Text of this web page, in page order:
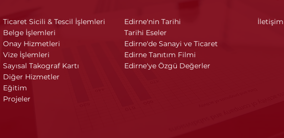
Ticaret Sicili & Tescil İşlemleri
Belge İşlemleri
Onay Hizmetleri
Vize İşlemleri
Sayısal Takograf Kartı
Diğer Hizmetler
Eğitim
Projeler
Edirne'nin Tarihi
Tarihi Eseler
Edirne'de Sanayi ve Ticaret
Edirne Tanıtım Filmi
Edirne'ye Özgü Değerler
İletişim